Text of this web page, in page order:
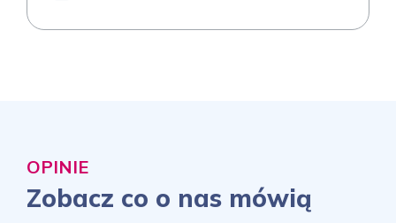
OPINIE
Zobacz co o nas mówią